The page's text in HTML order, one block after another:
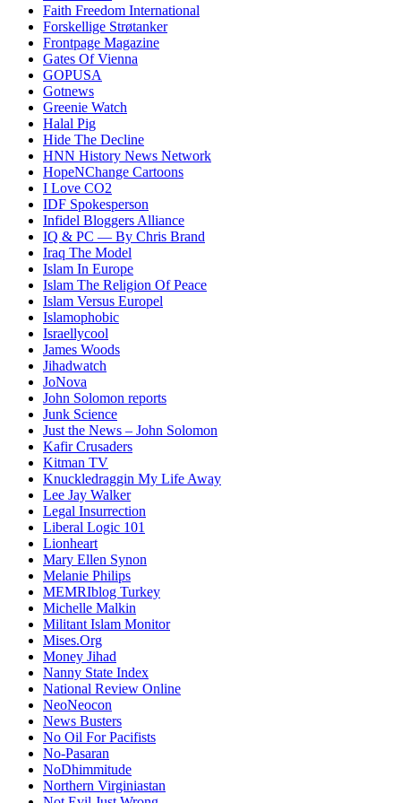
Faith Freedom International
Forskellige Strøtanker
Frontpage Magazine
Gates Of Vienna
GOPUSA
Gotnews
Greenie Watch
Halal Pig
Hide The Decline
HNN History News Network
HopeNChange Cartoons
I Love CO2
IDF Spokesperson
Infidel Bloggers Alliance
IQ & PC — By Chris Brand
Iraq The Model
Islam In Europe
Islam The Religion Of Peace
Islam Versus Europel
Islamophobic
Israellycool
James Woods
Jihadwatch
JoNova
John Solomon reports
Junk Science
Just the News – John Solomon
Kafir Crusaders
Kitman TV
Knuckledraggin My Life Away
Lee Jay Walker
Legal Insurrection
Liberal Logic 101
Lionheart
Mary Ellen Synon
Melanie Philips
MEMRIblog Turkey
Michelle Malkin
Militant Islam Monitor
Mises.Org
Money Jihad
Nanny State Index
National Review Online
NeoNeocon
News Busters
No Oil For Pacifists
No-Pasaran
NoDhimmitude
Northern Virginiastan